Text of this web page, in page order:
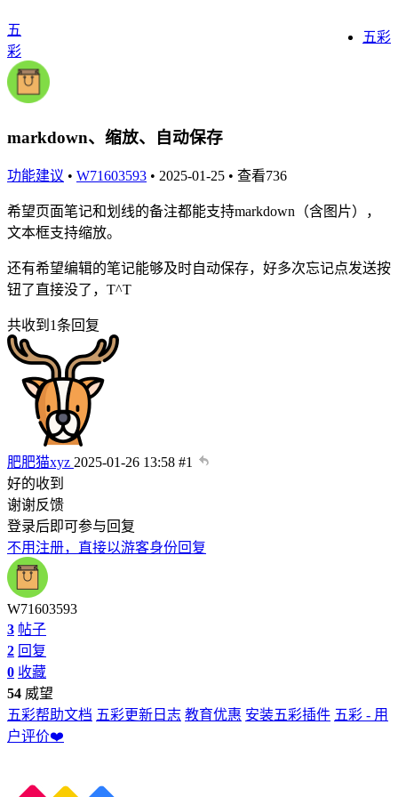
五
彩
五彩
markdown、缩放、自动保存
功能建议 • W71603593 • 2025-01-25 • 查看736
希望页面笔记和划线的备注都能支持markdown（含图片），
文本框支持缩放。
还有希望编辑的笔记能够及时自动保存，好多次忘记点发送按
钮了直接没了，T^T
共收到1条回复
肥肥猫xyz 2025-01-26 13:58 #1
好的收到
谢谢反馈
登录后即可参与回复
不用注册，直接以游客身份回复
W71603593
3 帖子
2 回复
0 收藏
54 威望
五彩帮助文档 五彩更新日志 教育优惠 安装五彩插件 五彩 - 用
户评价❤️